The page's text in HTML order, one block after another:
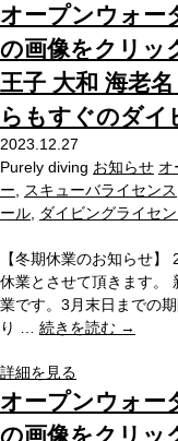
オープンウォー
の画像をクリッ
王子 大和 海老
らもすぐのダイ
2023.12.27
Purely diving お知らせ オ
ー
スキューバライセンス
ール
ダイビングライセン
【冬期休業のお知らせ
休業とさせて頂きます。
業です。3月末日までの
り … 続きを読む →
詳細を見る
オープンウォー
の画像をクリッ